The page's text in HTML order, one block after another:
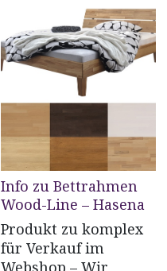
Info zu Bettrahmen
Wood-Line – Hasena
Produkt zu komplex
für Verkauf im
Webshop – Wir